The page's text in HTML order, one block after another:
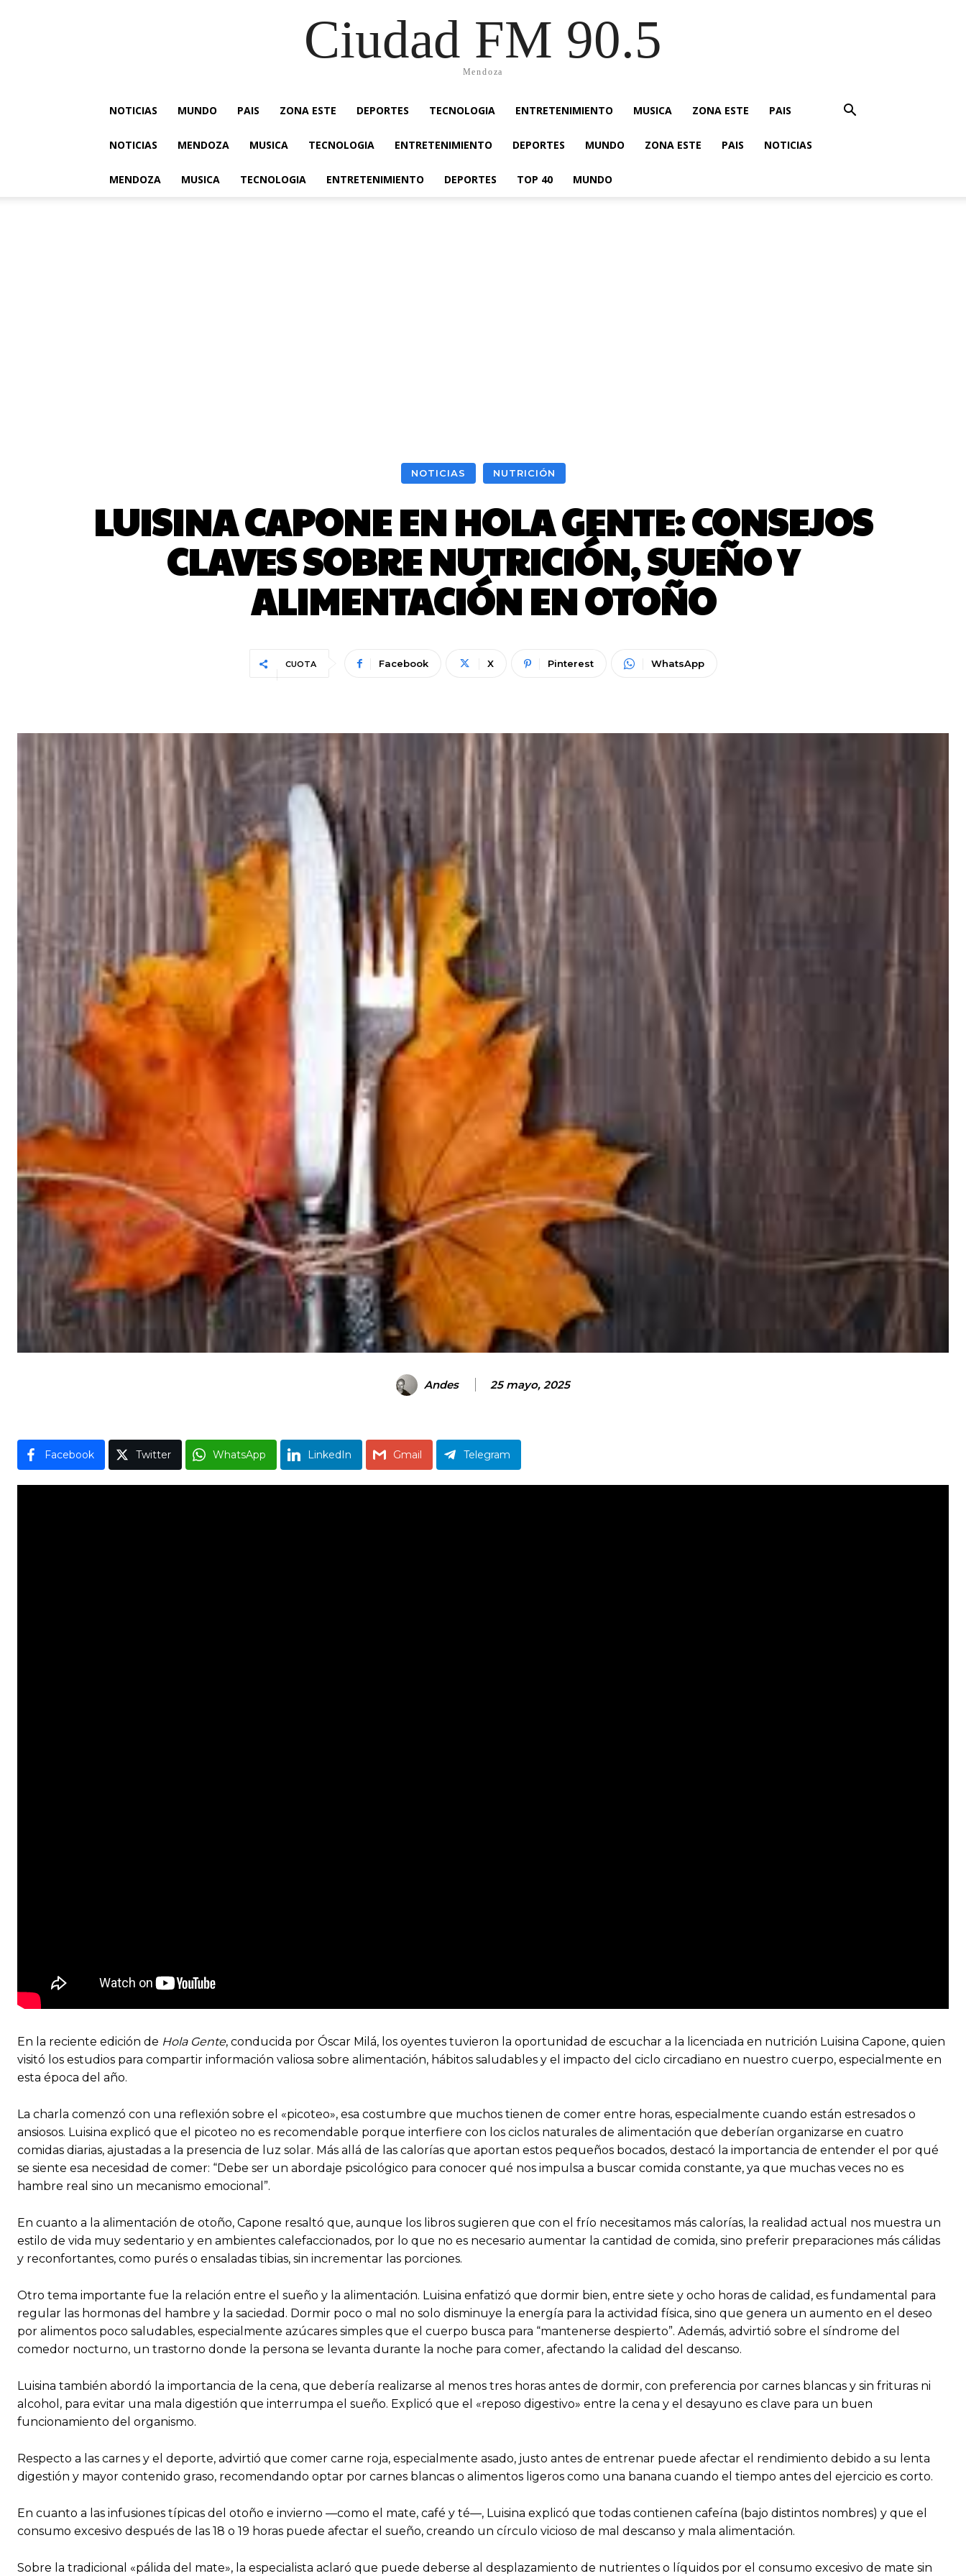
Ciudad FM 90.5
Mendoza
NOTICIAS MUNDO PAIS ZONA ESTE DEPORTES TECNOLOGIA ENTRETENIMIENTO MUSICA ZONA ESTE PAIS
NOTICIAS MENDOZA MUSICA TECNOLOGIA ENTRETENIMIENTO DEPORTES MUNDO ZONA ESTE PAIS NOTICIAS
MENDOZA MUSICA TECNOLOGIA ENTRETENIMIENTO DEPORTES TOP 40 MUNDO
NOTICIAS NUTRICIÓN
LUISINA CAPONE EN HOLA GENTE: CONSEJOS
CLAVES SOBRE NUTRICIÓN, SUEÑO Y
ALIMENTACIÓN EN OTOÑO
CUOTA Facebook X Pinterest WhatsApp
Andes 25 mayo, 2025
Facebook Twitter WhatsApp LinkedIn Gmail Telegram
En la reciente edición de Hola Gente, conducida por Óscar Milá, los oyentes tuvieron la oportunidad de escuchar a la licenciada en nutrición Luisina Capone, quien
visitó los estudios para compartir información valiosa sobre alimentación, hábitos saludables y el impacto del ciclo circadiano en nuestro cuerpo, especialmente en
esta época del año.
La charla comenzó con una reflexión sobre el «picoteo», esa costumbre que muchos tienen de comer entre horas, especialmente cuando están estresados o
ansiosos. Luisina explicó que el picoteo no es recomendable porque interfiere con los ciclos naturales de alimentación que deberían organizarse en cuatro
comidas diarias, ajustadas a la presencia de luz solar. Más allá de las calorías que aportan estos pequeños bocados, destacó la importancia de entender el por qué
se siente esa necesidad de comer: “Debe ser un abordaje psicológico para conocer qué nos impulsa a buscar comida constante, ya que muchas veces no es
hambre real sino un mecanismo emocional”.
En cuanto a la alimentación de otoño, Capone resaltó que, aunque los libros sugieren que con el frío necesitamos más calorías, la realidad actual nos muestra un
estilo de vida muy sedentario y en ambientes calefaccionados, por lo que no es necesario aumentar la cantidad de comida, sino preferir preparaciones más cálidas
y reconfortantes, como purés o ensaladas tibias, sin incrementar las porciones.
Otro tema importante fue la relación entre el sueño y la alimentación. Luisina enfatizó que dormir bien, entre siete y ocho horas de calidad, es fundamental para
regular las hormonas del hambre y la saciedad. Dormir poco o mal no solo disminuye la energía para la actividad física, sino que genera un aumento en el deseo
por alimentos poco saludables, especialmente azúcares simples que el cuerpo busca para “mantenerse despierto”. Además, advirtió sobre el síndrome del
comedor nocturno, un trastorno donde la persona se levanta durante la noche para comer, afectando la calidad del descanso.
Luisina también abordó la importancia de la cena, que debería realizarse al menos tres horas antes de dormir, con preferencia por carnes blancas y sin frituras ni
alcohol, para evitar una mala digestión que interrumpa el sueño. Explicó que el «reposo digestivo» entre la cena y el desayuno es clave para un buen
funcionamiento del organismo.
Respecto a las carnes y el deporte, advirtió que comer carne roja, especialmente asado, justo antes de entrenar puede afectar el rendimiento debido a su lenta
digestión y mayor contenido graso, recomendando optar por carnes blancas o alimentos ligeros como una banana cuando el tiempo antes del ejercicio es corto.
En cuanto a las infusiones típicas del otoño e invierno —como el mate, café y té—, Luisina explicó que todas contienen cafeína (bajo distintos nombres) y que el
consumo excesivo después de las 18 o 19 horas puede afectar el sueño, creando un círculo vicioso de mal descanso y mala alimentación.
Sobre la tradicional «pálida del mate», la especialista aclaró que puede deberse al desplazamiento de nutrientes o líquidos por el consumo excesivo de mate sin